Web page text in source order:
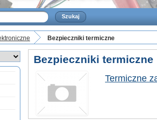
Bezpieczniki termiczne
Bezpieczniki termiczne
Termiczne